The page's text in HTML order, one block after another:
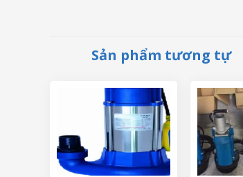
Sản phẩm tương tự